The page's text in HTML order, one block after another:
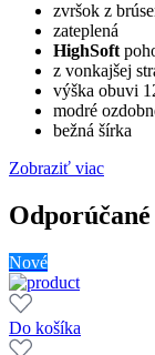
zvršok z
zateplená
HighSoft
z vonkajšej
výška obuvi
modré
bežná šírka
Zobraziť viac
Nové
Do košíka